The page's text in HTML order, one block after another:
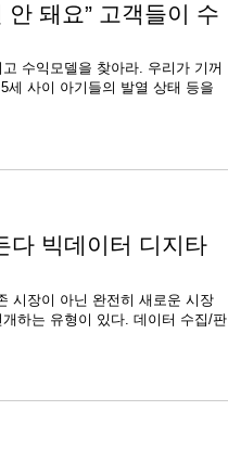
돼요” 고객들이 수
수익모델을 찾아라. 우리가 기꺼
세 사이 아기들의 발열 상태 등을
다 빅데이터 디지타
시장이 아닌 완전히 새로운 시장
하는 유형이 있다. 데이터 수집/판